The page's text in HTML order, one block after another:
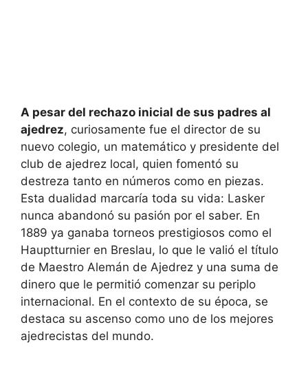
A pesar del rechazo inicial de sus padres al
ajedrez, curiosamente fue el director de su
nuevo colegio, un matemático y presidente del
club de ajedrez local, quien fomentó su
destreza tanto en números como en piezas.
Esta dualidad marcaría toda su vida: Lasker
nunca abandonó su pasión por el saber. En
1889 ya ganaba torneos prestigiosos como el
Hauptturnier en Breslau, lo que le valió el título
de Maestro Alemán de Ajedrez y una suma de
dinero que le permitió comenzar su periplo
internacional. En el contexto de su época, se
destaca su ascenso como uno de los mejores
ajedrecistas del mundo.